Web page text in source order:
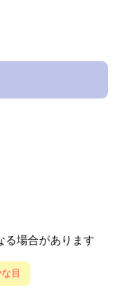
る場合があります
目